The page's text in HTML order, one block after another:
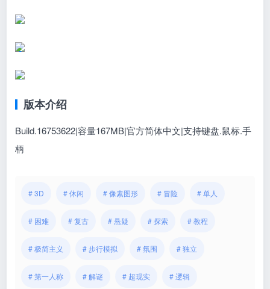
版本介绍
Build.16753622|容量167MB|官方简体中文|支持键盘.鼠标.手
柄
# 3D # 休闲 # 像素图形 # 冒险 # 单人
# 困难 # 复古 # 悬疑 # 探索 # 教程
# 极简主义 # 步行模拟 # 氛围 # 独立
# 第一人称 # 解谜 # 超现实 # 逻辑